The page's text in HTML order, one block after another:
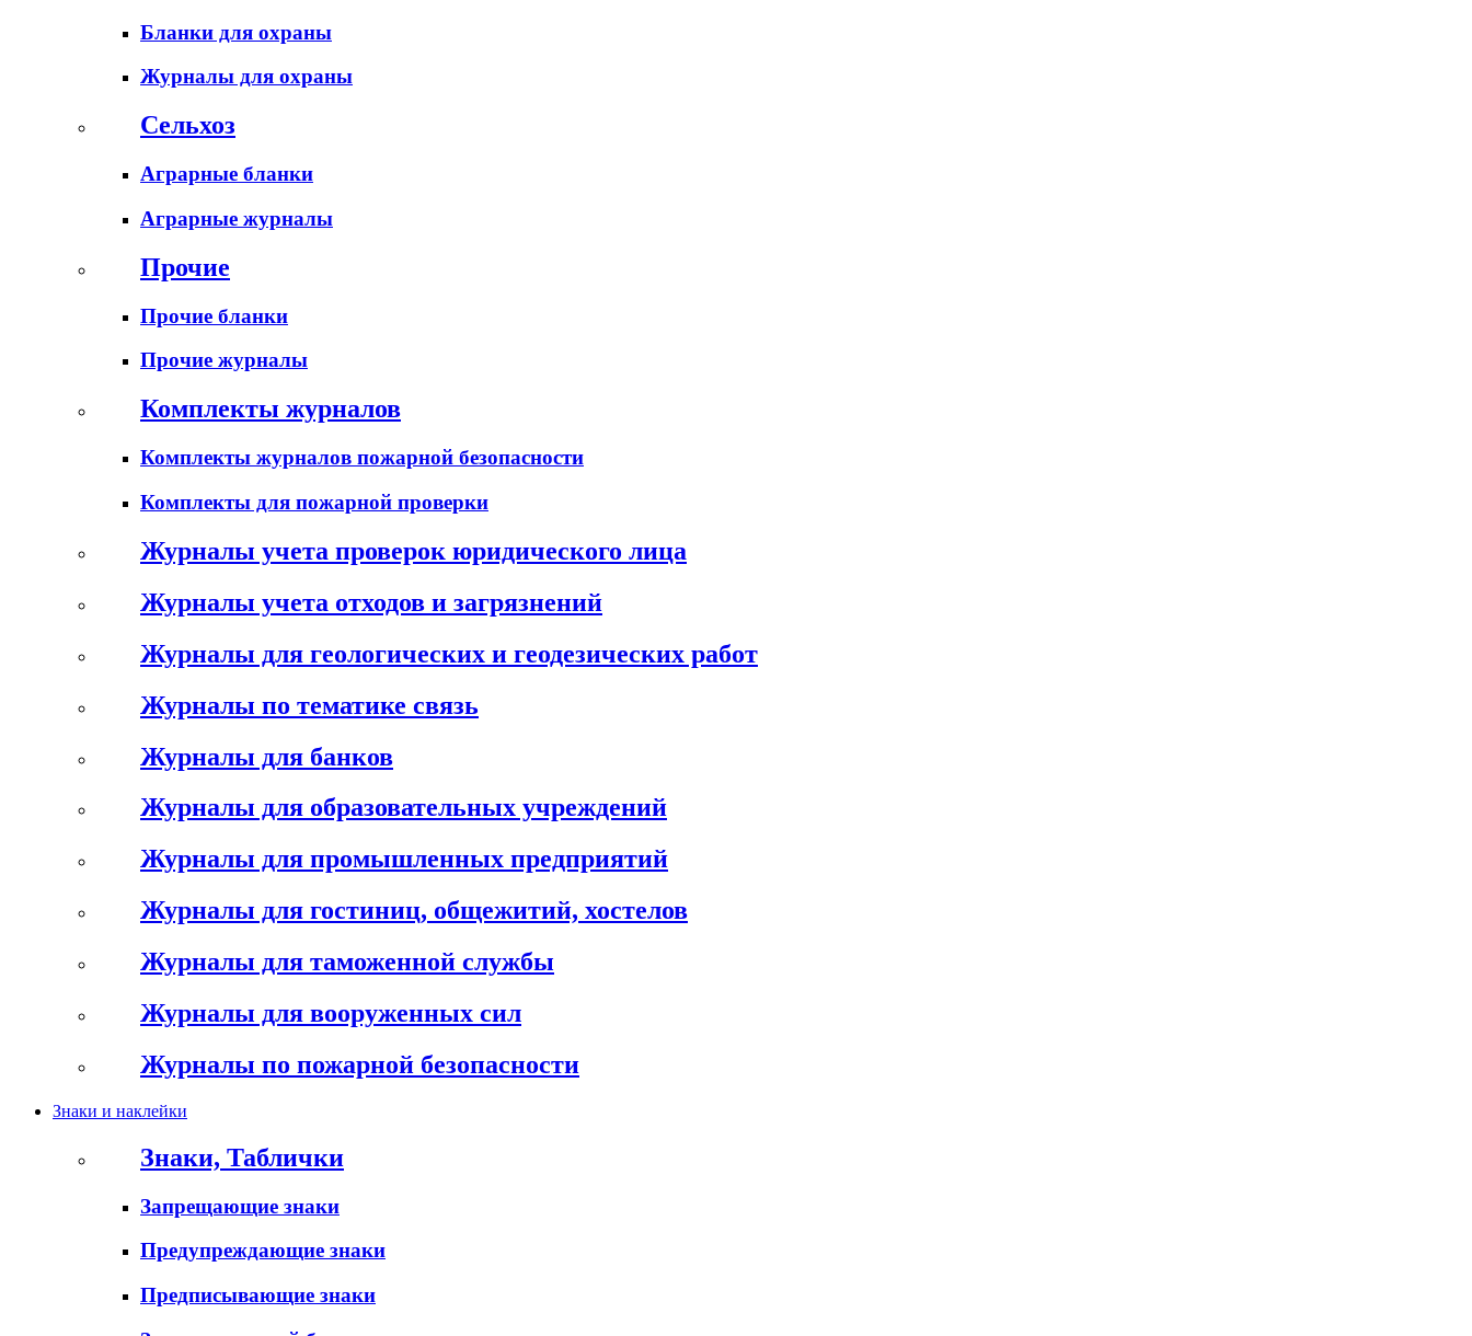
Бланки для охраны
Журналы для охраны
Сельхоз
Аграрные бланки
Аграрные журналы
Прочие
Прочие бланки
Прочие журналы
Комплекты журналов
Комплекты журналов пожарной безопасности
Комплекты для пожарной проверки
Журналы учета проверок юридического лица
Журналы учета отходов и загрязнений
Журналы для геологических и геодезических работ
Журналы по тематике связь
Журналы для банков
Журналы для образовательных учреждений
Журналы для промышленных предприятий
Журналы для гостиниц, общежитий, хостелов
Журналы для таможенной службы
Журналы для вооруженных сил
Журналы по пожарной безопасности
Знаки и наклейки
Знаки, Таблички
Запрещающие знаки
Предупреждающие знаки
Предписывающие знаки